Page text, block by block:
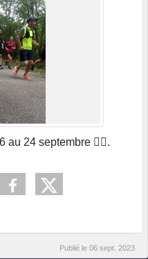
au 24 septembre 🏃‍♂️.
Publié le 06 sept. 2023